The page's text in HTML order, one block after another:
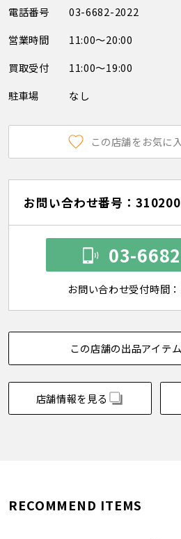
電話番号
03-6682-2022
営業時間
11:00～20:00
買取受付
11:00～19:00
駐車場
なし
この店舗をお気に
お問い合わせ番号：
03-
お問い合わせ受付時間
この店舗の出品アイテ
店舗情報を見る
RECOMMEND ITEMS